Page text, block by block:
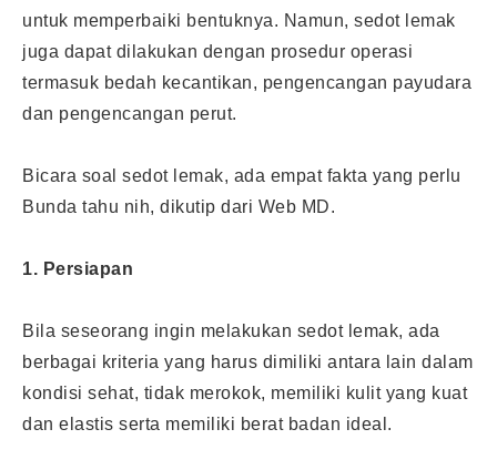
untuk memperbaiki bentuknya. Namun, sedot lemak
juga dapat dilakukan dengan prosedur operasi
termasuk bedah kecantikan, pengencangan payudara
dan pengencangan perut.
Bicara soal sedot lemak, ada empat fakta yang perlu
Bunda tahu nih, dikutip dari Web MD.
1. Persiapan
Bila seseorang ingin melakukan sedot lemak, ada
berbagai kriteria yang harus dimiliki antara lain dalam
kondisi sehat, tidak merokok, memiliki kulit yang kuat
dan elastis serta memiliki berat badan ideal.